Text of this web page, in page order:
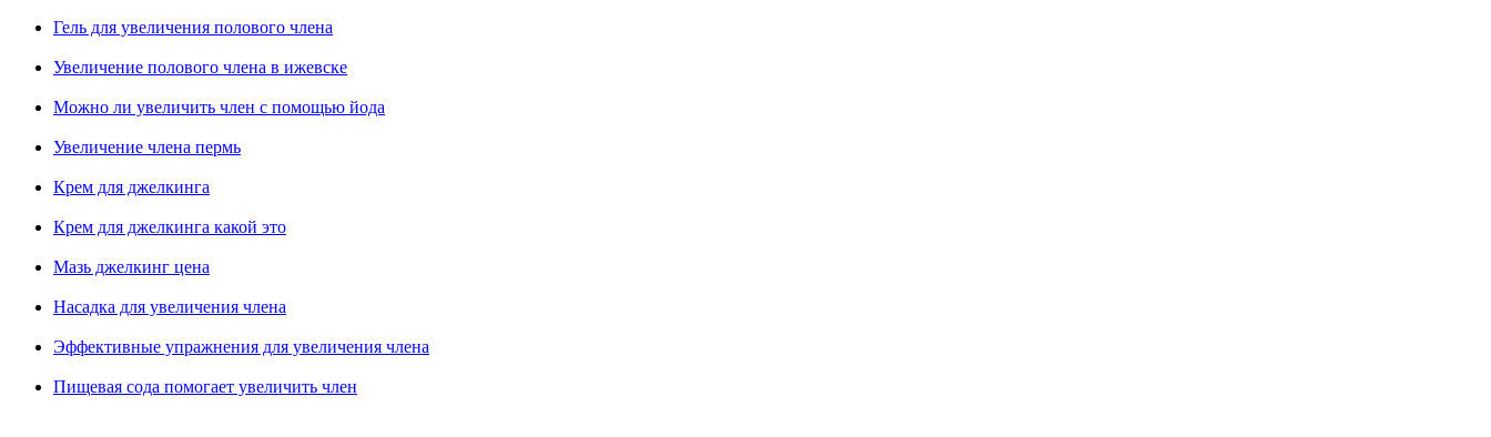
Гель для увеличения полового члена
Увеличение полового члена в ижевске
Можно ли увеличить член с помощью йода
Увеличение члена пермь
Крем для джелкинга
Крем для джелкинга какой это
Мазь джелкинг цена
Насадка для увеличения члена
Эффективные упражнения для увеличения члена
Пищевая сода помогает увеличить член